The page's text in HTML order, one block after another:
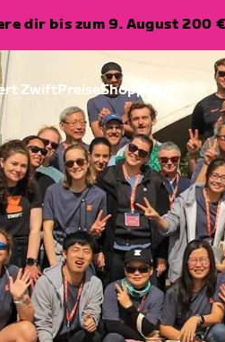
dir bis zum 9. August 200
ZwiftPreiseShoppen